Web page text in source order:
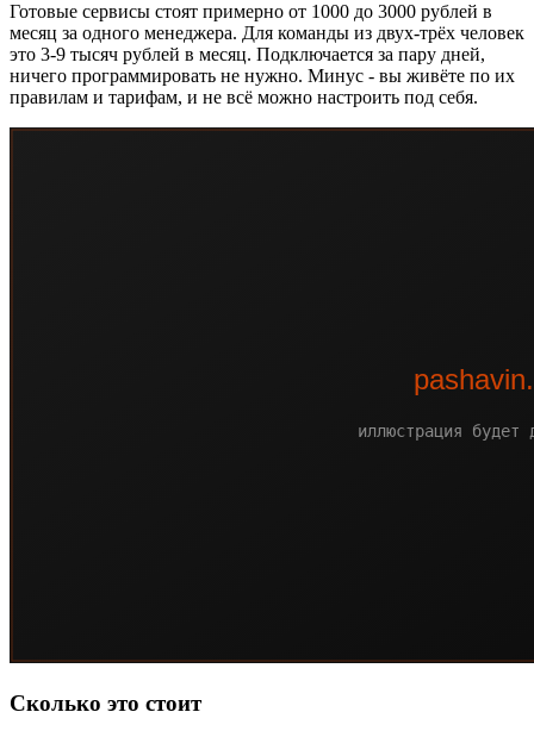
Готовые сервисы стоят примерно от 1000 до 3000 рублей в
месяц за одного менеджера. Для команды из двух-трёх человек
это 3-9 тысяч рублей в месяц. Подключается за пару дней,
ничего программировать не нужно. Минус - вы живёте по их
правилам и тарифам, и не всё можно настроить под себя.
Сколько это стоит